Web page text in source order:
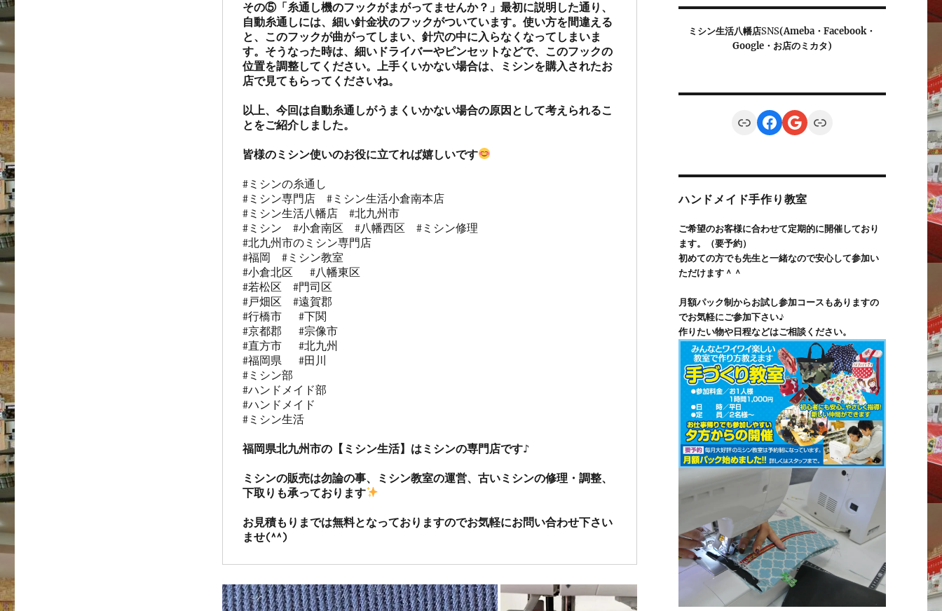
その⑤「糸通し機のフックがまがってませんか？」最初に説明した通り、
自動糸通しには、細い針金状のフックがついています。使い方を間違える
と、このフックが曲がってしまい、針穴の中に入らなくなってしまいま
す。そうなった時は、細いドライバーやピンセットなどで、このフックの
位置を調整してください。上手くいかない場合は、ミシンを購入されたお
店で見てもらってくださいね。
以上、今回は自動糸通しがうまくいかない場合の原因として考えられるこ
とをご紹介しました。
皆様のミシン使いのお役に立てれば嬉しいです
#ミシンの糸通し
#ミシン専門店  #ミシン生活小倉南本店
#ミシン生活八幡店  #北九州市
#ミシン  #小倉南区  #八幡西区  #ミシン修理
#北九州市のミシン専門店
#福岡  #ミシン教室
#小倉北区   #八幡東区
#若松区  #門司区
#戸畑区  #遠賀郡
#行橋市   #下関
#京都郡   #宗像市
#直方市   #北九州
#福岡県   #田川
#ミシン部
#ハンドメイド部
#ハンドメイド
#ミシン生活
福岡県北九州市の【ミシン生活】はミシンの専門店です♪
ミシンの販売は勿論の事、ミシン教室の運営、古いミシンの修理・調整、
下取りも承っております
お見積もりまでは無料となっておりますのでお気軽にお問い合わせ下さい
ませ(^^)
ミシン生活八幡店SNS(Ameba・Facebook・
Google・お店のミカタ)
LinkFacebook
Google
Link
ハンドメイド手作り教室
ご希望のお客様に合わせて定期的に開催しており
ます。（要予約）
初めての方でも先生と一緒なので安心して参加い
ただけます＾＾
月額パック制からお試し参加コースもありますの
でお気軽にご参加下さい♪
作りたい物や日程などはご相談ください。